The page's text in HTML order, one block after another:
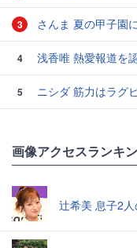
3 さんま 夏の甲子園
4 浅香唯 熱愛報道を
5
ニシダ 筋力はラグ
画像アクセスランキ
辻希美 息子2